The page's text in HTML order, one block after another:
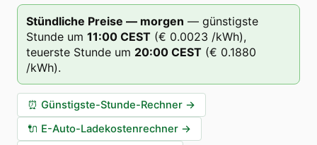
Stündliche Preise — morgen — günstigste
Stunde um 11:00 CEST (€ 0.0023 /kWh),
teuerste Stunde um 20:00 CEST (€ 0.1880
/kWh).
⏰ Günstigste-Stunde-Rechner →
🔌 E-Auto-Ladekostenrechner →